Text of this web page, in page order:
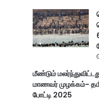
மீண்டும்
மாணவர் முழக்கம்-
போட்டி 2025